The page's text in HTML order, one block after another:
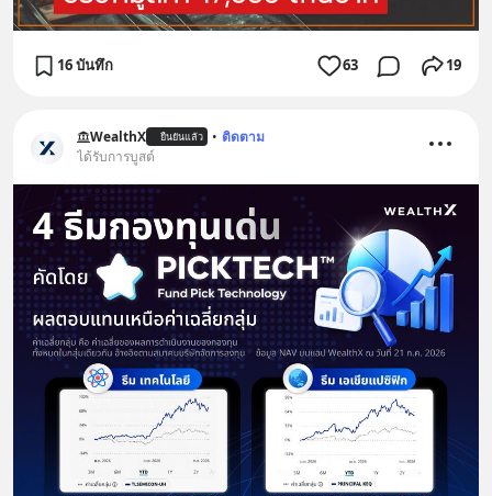
16 บันทึก 63 19
WealthX ยืนยันแล้ว • ติดตาม
ได้รับการบูสต์